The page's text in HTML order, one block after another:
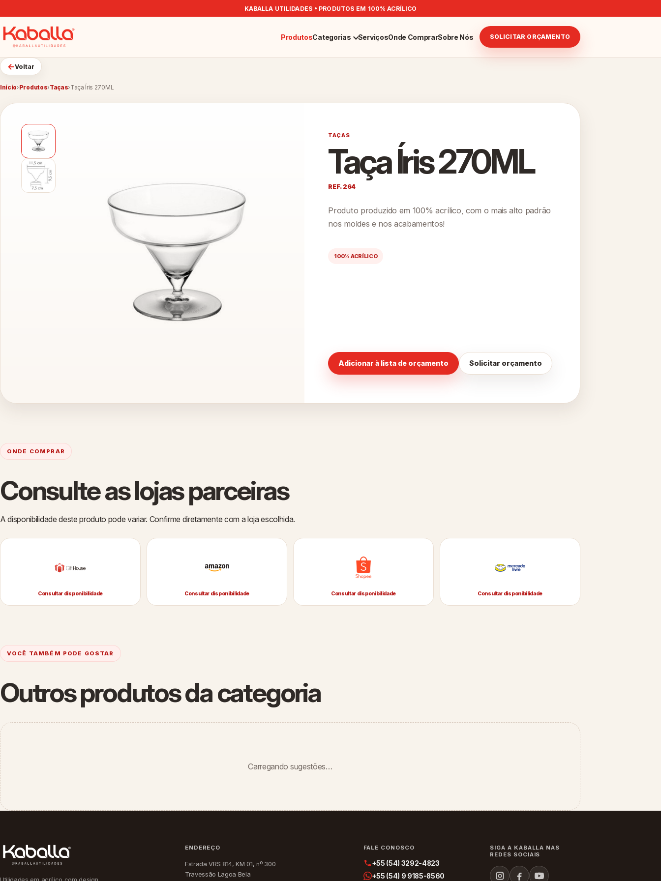
KABALLA UTILIDADES • PRODUTOS EM 100% ACRÍLICO
ProdutosCategorias ServiçosOnde ComprarSobre Nós SOLICITAR ORÇAMENTO
←Voltar
Início› Produtos›Taças›Taça Íris 270ML
TAÇAS
Taça Íris 270ML
REF. 264
Produto produzido em 100% acrílico, com o mais alto padrão
nos moldes e nos acabamentos!
100% ACRÍLICO
Adicionar à lista de orçamento Solicitar orçamento
ONDE COMPRAR
Consulte as lojas parceiras
A disponibilidade deste produto pode variar. Confirme diretamente com a loja escolhida.
Consultar disponibilidade Consultar disponibilidade Consultar disponibilidade Consultar disponibilidade
VOCÊ TAMBÉM PODE GOSTAR
Outros produtos da categoria
Carregando sugestões…
ENDEREÇO
Estrada VRS 814, KM 01, nº 300
Travessão Lagoa Bela
FALE CONOSCO
+55 (54) 3292-4823
+55 (54) 9 9185-8560
SIGA A KABALLA NAS
REDES SOCIAIS